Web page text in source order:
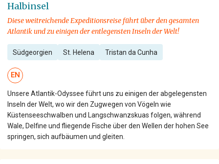
Halbinsel
Diese weitreichende Expeditionsreise führt über den gesamten
Atlantik und zu einigen der entlegensten Inseln der Welt!
Südgeorgien St. Helena Tristan da Cunha
EN
Unsere Atlantik-Odyssee führt uns zu einigen der abgelegensten
Inseln der Welt, wo wir den Zugwegen von Vögeln wie
Küstenseeschwalben und Langschwanzskuas folgen, während
Wale, Delfine und fliegende Fische über den Wellen der hohen See
springen, sich aufbäumen und gleiten.